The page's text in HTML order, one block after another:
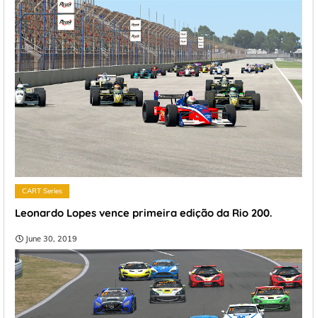
CART Series
Leonardo Lopes vence primeira edição da Rio 200.
June 30, 2019